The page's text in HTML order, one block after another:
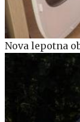
Nova lepotna